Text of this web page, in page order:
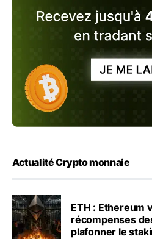
Actualité Crypto monnaie
ETH : Ethereum
récompenses
plafonner le